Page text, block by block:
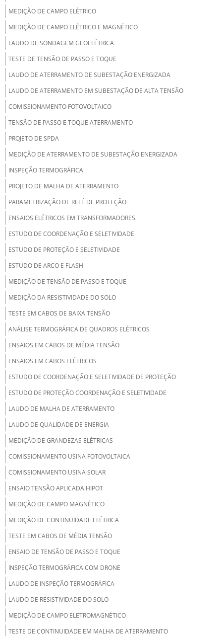
MEDIÇÃO DE CAMPO ELÉTRICO
MEDIÇÃO DE CAMPO ELÉTRICO E MAGNÉTICO
LAUDO DE SONDAGEM GEOELÉTRICA
TESTE DE TENSÃO DE PASSO E TOQUE
LAUDO DE ATERRAMENTO DE SUBESTAÇÃO ENERGIZADA
LAUDO DE ATERRAMENTO EM SUBESTAÇÃO DE ALTA TENSÃO
COMISSIONAMENTO FOTOVOLTAICO
TENSÃO DE PASSO E TOQUE ATERRAMENTO
PROJETO DE SPDA
MEDIÇÃO DE ATERRAMENTO DE SUBESTAÇÃO ENERGIZADA
INSPEÇÃO TERMOGRÁFICA
PROJETO DE MALHA DE ATERRAMENTO
PARAMETRIZAÇÃO DE RELÉ DE PROTEÇÃO
ENSAIOS ELÉTRICOS EM TRANSFORMADORES
ESTUDO DE COORDENAÇÃO E SELETIVIDADE
ESTUDO DE PROTEÇÃO E SELETIVIDADE
ESTUDO DE ARCO E FLASH
MEDIÇÃO DE TENSÃO DE PASSO E TOQUE
MEDIÇÃO DA RESISTIVIDADE DO SOLO
TESTE EM CABOS DE BAIXA TENSÃO
ANÁLISE TERMOGRÁFICA DE QUADROS ELÉTRICOS
ENSAIOS EM CABOS DE MÉDIA TENSÃO
ENSAIOS EM CABOS ELÉTRICOS
ESTUDO DE COORDENAÇÃO E SELETIVIDADE DE PROTEÇÃO
ESTUDO DE PROTEÇÃO COORDENAÇÃO E SELETIVIDADE
LAUDO DE MALHA DE ATERRAMENTO
LAUDO DE QUALIDADE DE ENERGIA
MEDIÇÃO DE GRANDEZAS ELÉTRICAS
COMISSIONAMENTO USINA FOTOVOLTAICA
COMISSIONAMENTO USINA SOLAR
ENSAIO TENSÃO APLICADA HIPOT
MEDIÇÃO DE CAMPO MAGNÉTICO
MEDIÇÃO DE CONTINUIDADE ELÉTRICA
TESTE EM CABOS DE MÉDIA TENSÃO
ENSAIO DE TENSÃO DE PASSO E TOQUE
INSPEÇÃO TERMOGRÁFICA COM DRONE
LAUDO DE INSPEÇÃO TERMOGRÁFICA
LAUDO DE RESISTIVIDADE DO SOLO
MEDIÇÃO DE CAMPO ELETROMAGNÉTICO
TESTE DE CONTINUIDADE EM MALHA DE ATERRAMENTO